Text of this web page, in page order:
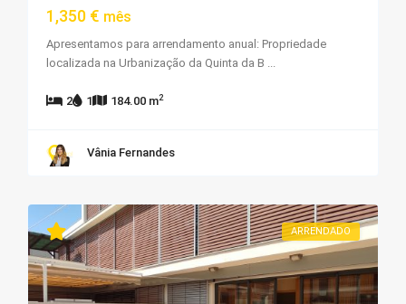
1,350 € mês
Apresentamos para arrendamento anual: Propriedade
localizada na Urbanização da Quinta da B ...
2 1 184.00 m2
Vânia Fernandes
ARRENDADO